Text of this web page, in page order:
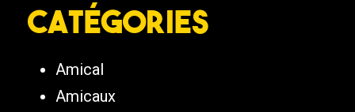
Catégories
Amical
Amicaux